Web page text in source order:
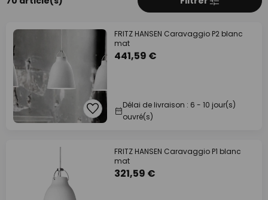
FRITZ HANSEN Caravaggio P2 blanc
mat
441,59 €
Délai de livraison : 6 - 10 jour(s)
ouvré(s)
FRITZ HANSEN Caravaggio P1 blanc
mat
321,59 €